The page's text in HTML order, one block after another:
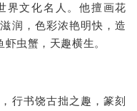
界文化名人。他擅画花
润，色彩浓艳明快，造
虫蟹，天趣横生。
行书饶古拙之趣，篆刻